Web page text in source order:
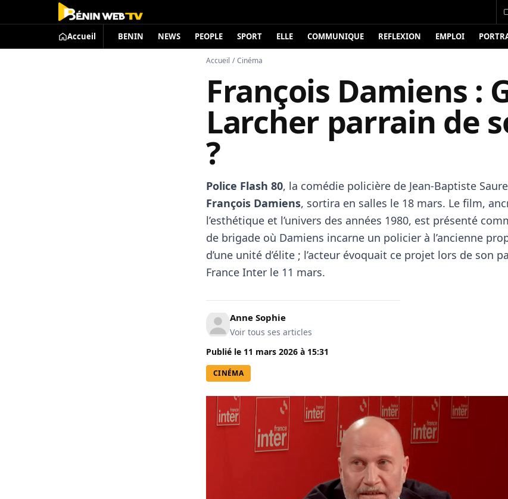
Accueil BENIN NEWS PEOPLE SPORT ELLE COMMUNIQUE REFLEXION EMPLOI
Accueil / Cinéma
François Damiens :
Larcher parrain de
?
Police Flash 80, la comédie policière de Jean-Baptiste
François Damiens, sortira en salles le 18 mars. Le film,
l’esthétique et l’univers des années 1980, est présenté
de brigade où Damiens incarne un policier à l’ancienne
d’une unité d’élite ; l’acteur évoquait ce projet lors de son
France Inter le 11 mars.
Anne Sophie
Voir tous ses articles
Publié le 11 mars 2026 à 15:31
CINÉMA